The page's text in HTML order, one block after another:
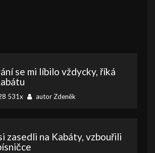
se mi líbilo vždycky, říká
531x autor Zdeněk
zasedli na Kabáty, vzbouřili